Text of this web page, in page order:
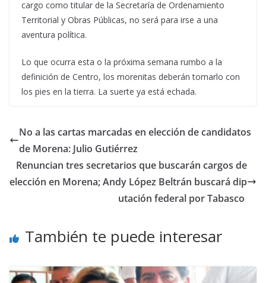
cargo como titular de la Secretaría de Ordenamiento
Territorial y Obras Públicas, no será para irse a una
aventura política.
Lo que ocurra esta o la próxima semana rumbo a la
definición de Centro, los morenitas deberán tomarlo con
los pies en la tierra. La suerte ya está echada.
No a las cartas marcadas en elección de candidatos
de Morena: Julio Gutiérrez
Renuncian tres secretarios que buscarán cargos de
elección en Morena; Andy López Beltrán buscará dip
utación federal por Tabasco
También te puede interesar